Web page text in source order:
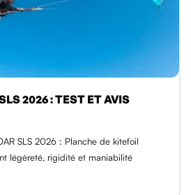
2026 : TEST ET AVIS
légèreté, rigidité et maniabilité